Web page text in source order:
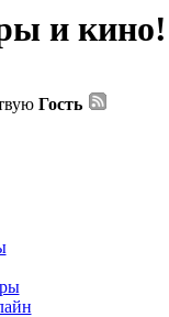
и кино!
Гость